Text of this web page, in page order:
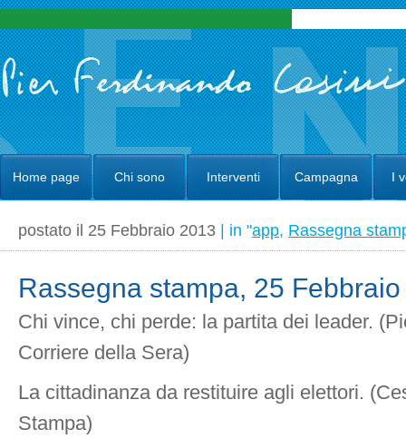
Home page Chi sono Interventi Campagna I
postato il 25 Febbraio 2013 | in "app, Rassegna
Rassegna stampa, 25 Febbraio
Chi vince, chi perde: la partita dei leader.
Corriere della Sera)
La cittadinanza da restituire agli elettori.
Stampa)